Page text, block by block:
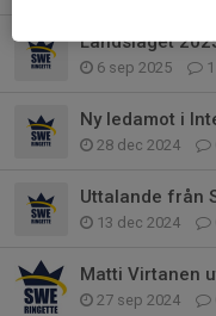
Landslaget
6 sep 2025 1
28 dec 2024
Uttalande från
13 dec 2024
Matti Virtanen
27 sep 2024